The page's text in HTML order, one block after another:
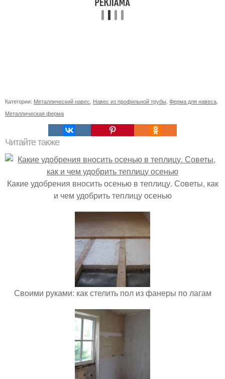
Категории: Металлический навес Навес из профильной трубы Ферма для навеса
Металлическая ферма
Читайте также
Какие удобрения вносить осенью в теплицу. Советы, как
и чем удобрить теплицу осенью
Своими руками: как стелить пол из фанеры по лагам